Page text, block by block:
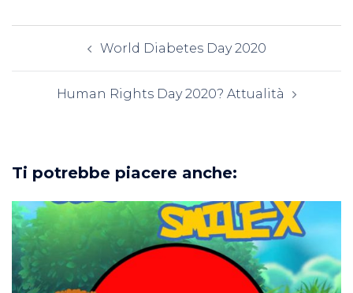
articolo
World Diabetes Day 2020
Human Rights Day 2020? Attualità
Ti potrebbe piacere anche: